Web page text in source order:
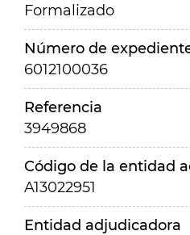
Formalizado
Número de
6012100036
Referencia
3949868
Código de la entidad
A13022951
Entidad adjudicadora